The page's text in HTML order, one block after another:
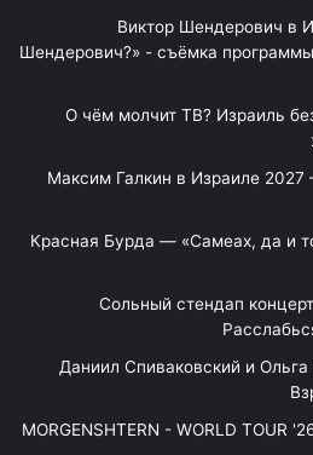
Виктор Шендерович в
Шендерович?» - съёмка
«О чём молчит ТВ? Израиль
Максим Галкин в Израиле
Красная Бурда — «Самеах, да и
"Сольный стендап
"Даниил Спиваковский и
MORGENSHTERN - WORLD TOUR